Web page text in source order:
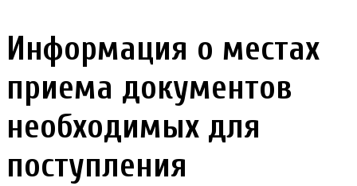
Информация о местах
приема документов
необходимых для
поступления